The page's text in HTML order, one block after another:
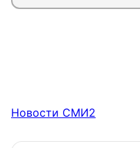
Новости СМИ2